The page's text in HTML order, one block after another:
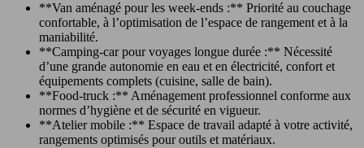
**Van aménagé pour les week-ends :** Priorité au couchage
confortable, à l’optimisation de l’espace de rangement et à la
maniabilité.
**Camping-car pour voyages longue durée :** Nécessité
d’une grande autonomie en eau et en électricité, confort et
équipements complets (cuisine, salle de bain).
**Food-truck :** Aménagement professionnel conforme aux
normes d’hygiène et de sécurité en vigueur.
**Atelier mobile :** Espace de travail adapté à votre activité,
rangements optimisés pour outils et matériaux.